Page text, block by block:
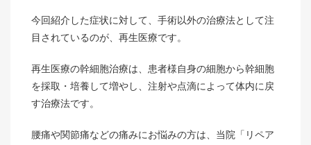
今回紹介した症状に対して、手術以外の治療法として注
目されているのが、再生医療です。
再生医療の幹細胞治療は、患者様自身の細胞から幹細胞
を採取・培養して増やし、注射や点滴によって体内に戻
す治療法です。
腰痛や関節痛などの痛みにお悩みの方は、当院「リペア